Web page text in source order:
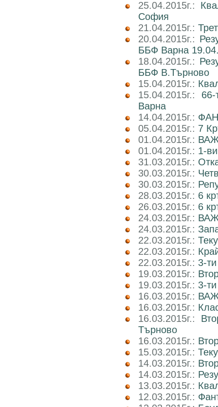
25.04.2015г.:
София
21.04.2015г.:
20.04.2015г.:
ББФ Варна
18.04.2015г.:
ББФ В.Търново
15.04.2015г.:
15.04.2015г.:
Варна
14.04.2015г.:
05.04.2015г.: 7
01.04.2015г.:
01.04.2015г.: 1-
31.03.2015г.:
30.03.2015г.:
30.03.2015г.:
28.03.2015г.: 6
26.03.2015г.: 6
24.03.2015г.:
24.03.2015г.:
22.03.2015г.:
22.03.2015г.:
22.03.2015г.: 3-
19.03.2015г.:
19.03.2015г.: 3-
16.03.2015г.:
16.03.2015г.:
16.03.2015г.:
Търново
16.03.2015г.:
15.03.2015г.:
14.03.2015г.:
14.03.2015г.:
13.03.2015г.:
12.03.2015г.: